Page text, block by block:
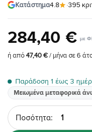
Κατάστημα4.8 ·395
284,40 €
ή από47,40 €/ μήνα σε 6
Παράδοση 1 έως 3
Μειωμένα μεταφορικά
Ποσότητα